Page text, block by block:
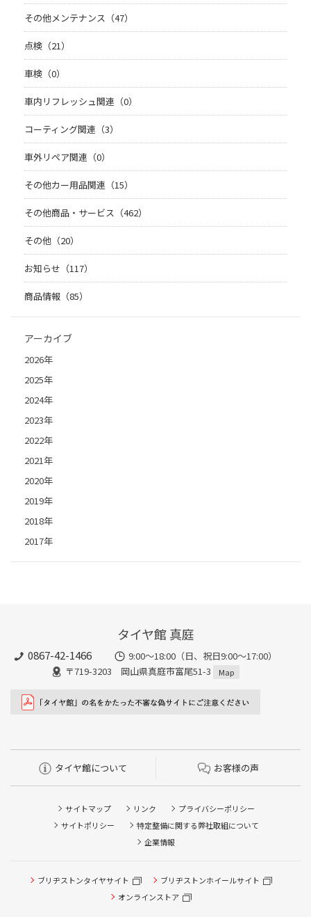
その他メンテナンス（47）
点検（21）
車検（0）
車内リフレッシュ関連（0）
コーティング関連（3）
車外リペア関連（0）
その他カー用品関連（15）
その他商品・サービス（462）
その他（20）
お知らせ（117）
商品情報（85）
アーカイブ
2026年
2025年
2024年
2023年
2022年
2021年
2020年
2019年
2018年
2017年
タイヤ館 真庭
0867-42-1466
9:00～18:00（日、祝日9:00～17:00）
〒719-3203 岡山県真庭市富尾51-3
Map
タイヤ館について お客様の声
サイトマップ リンク
プライバシーポリシー
サイトポリシー
特定整備に関する弊社取組について
企業情報
ブリヂストンタイヤサイト
ブリヂストンホイールサイト
オンラインストア